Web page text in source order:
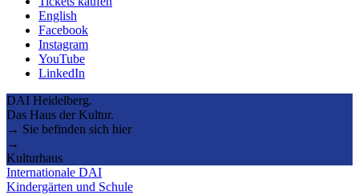
English
Facebook
Instagram
YouTube
LinkedIn
DAI Heidelberg.
Das Haus der Kultur.
→ Sie befinden sich hier
→
Kulturhaus
Internationale DAI
Kindergärten und Schule